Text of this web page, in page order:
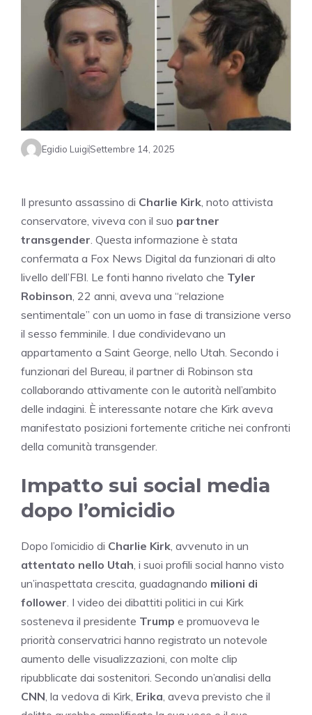
Egidio LuigiSettembre 14, 2025
Il presunto assassino di Charlie Kirk, noto attivista
conservatore, viveva con il suo partner
transgender. Questa informazione è stata
confermata a Fox News Digital da funzionari di alto
livello dell’FBI. Le fonti hanno rivelato che Tyler
Robinson, 22 anni, aveva una “relazione
sentimentale” con un uomo in fase di transizione verso
il sesso femminile. I due condividevano un
appartamento a Saint George, nello Utah. Secondo i
funzionari del Bureau, il partner di Robinson sta
collaborando attivamente con le autorità nell’ambito
delle indagini. È interessante notare che Kirk aveva
manifestato posizioni fortemente critiche nei confronti
della comunità transgender.
Impatto sui social media
dopo l’omicidio
Dopo l’omicidio di Charlie Kirk, avvenuto in un
attentato nello Utah, i suoi profili social hanno visto
un’inaspettata crescita, guadagnando milioni di
follower. I video dei dibattiti politici in cui Kirk
sosteneva il presidente Trump e promuoveva le
priorità conservatrici hanno registrato un notevole
aumento delle visualizzazioni, con molte clip
ripubblicate dai sostenitori. Secondo un’analisi della
CNN, la vedova di Kirk, Erika, aveva previsto che il